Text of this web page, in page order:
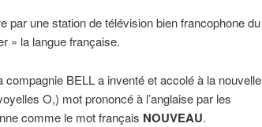
par une station de télévision bien francophone du
» la langue française.
BELL a inventé et accolé à la nouvelle
O,) mot prononcé à l’anglaise par les
comme le mot français NOUVEAU.